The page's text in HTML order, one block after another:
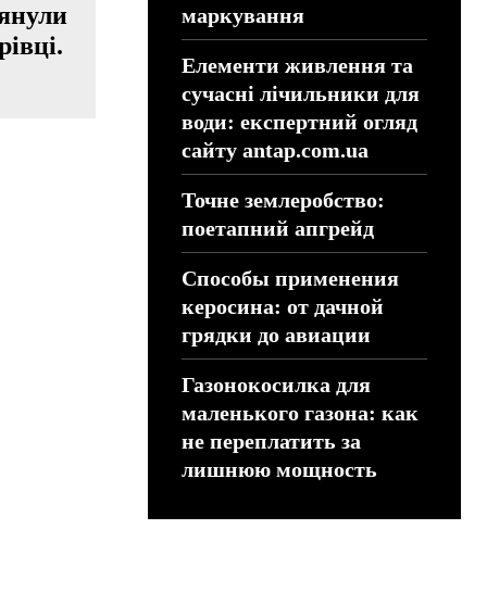
маркування
Елементи живлення та
сучасні лічильники для
води: експертний огляд
сайту antap.com.ua
Точне землеробство:
поетапний апгрейд
Способы применения
керосина: от дачной
грядки до авиации
Газонокосилка для
маленького газона: как
не переплатить за
лишнюю мощность